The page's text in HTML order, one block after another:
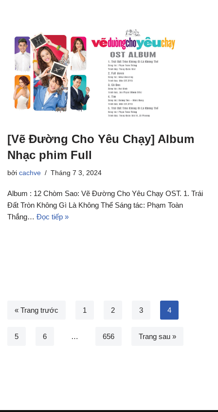
[Vẽ Đường Cho Yêu Chạy] Album
Nhạc phim Full
bởi cachve Tháng 7 3, 2024
Album : 12 Chòm Sao: Vẽ Đường Cho Yêu Chạy OST. 1. Trái
Đất Tròn Không Gì Là Không Thể Sáng tác: Phạm Toàn
Thắng… Đọc tiếp »
« Trang trước 1 2 3 4
5 6 … 656 Trang sau »